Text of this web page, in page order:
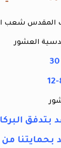
المقدس شعب
العشور